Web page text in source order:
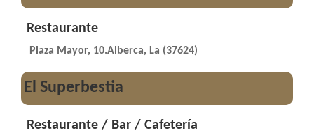
Restaurante
Plaza Mayor, 10.Alberca, La (37624)
El Superbestia
Restaurante / Bar / Cafetería